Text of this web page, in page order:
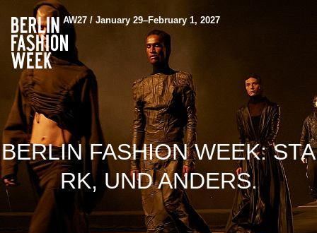
AW27 / January 29–February 1, 2027
BERLIN FASHION WEEK: STA
RK, UND ANDERS.